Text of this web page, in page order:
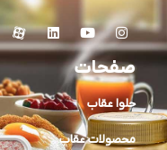
صفحات
حلوا عقاب
محصولات عقاب